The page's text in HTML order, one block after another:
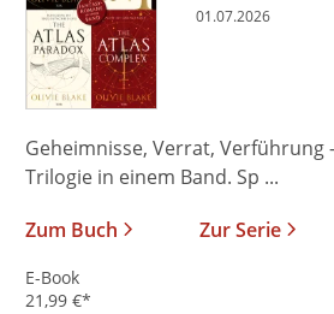
01.07.2026
Geheimnisse, Verrat, Verführung
Trilogie in einem Band. Sp ...
Zum Buch
Zur Serie
E-Book
21,99 €*